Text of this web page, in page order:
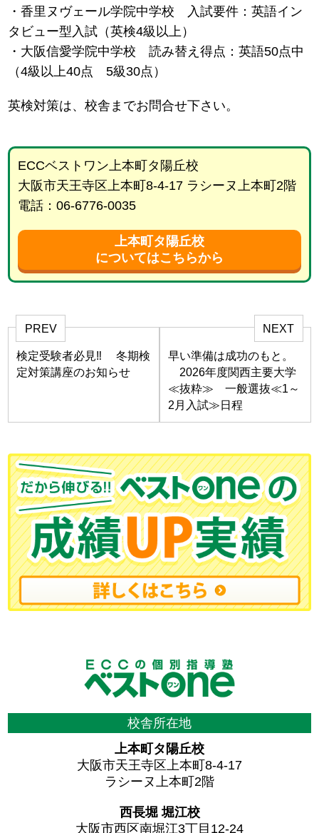
・香里ヌヴェール学院中学校 入試要件：英語イン
タビュー型入試（英検4級以上）
・大阪信愛学院中学校 読み替え得点：英語50点中
（4級以上40点 5級30点）
英検対策は、校舎までお問合せ下さい。
ECCベストワン上本町タ陽丘校
大阪市天王寺区上本町8-4-17 ラシーヌ上本町2階
電話：06-6776-0035
上本町タ陽丘校
についてはこちらから
PREV
検定受験者必見‼ 冬期検
定対策講座のお知らせ
NEXT
早い準備は成功のもと。
2026年度関西主要大学
≪抜粋≫ 一般選抜≪1～
2月入試≫日程
校舎所在地
上本町タ陽丘校
大阪市天王寺区上本町8-4-17
ラシーヌ上本町2階
西長堀 堀江校
大阪市西区南堀江3丁目12-24